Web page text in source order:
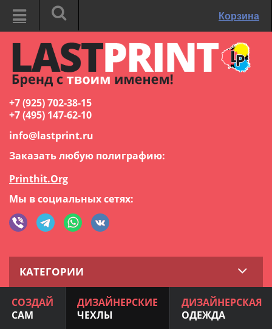
Корзина
+7 (925) 702-38-15
+7 (495) 147-62-10
info@lastprint.ru
Заказать любую полиграфию:
Printhit.Org
Мы в социальных сетях:
КАТЕГОРИИ
СОЗДАЙ
САМ
ДИЗАЙНЕРСКИЕ
ЧЕХЛЫ
ДИЗАЙНЕРСКАЯ
ОДЕЖДА